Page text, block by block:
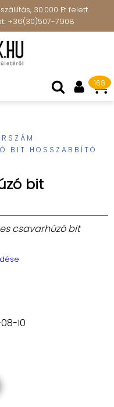
30.000 Ft felett
+36(30)507-7908
168
BIT HOSSZABBÍTÓ
bit
csavarhúzó bit
10